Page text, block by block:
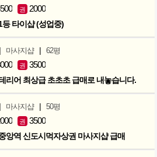
권 2000
등 타이샵 (성업중)
| 마사지샵 | 62평
권 3500
리어 최상급 초초초 급매로 내놓습니다.
| 마사지샵 | 50평
권 3500
앙역 신도시먹자상권 마사지샵 급매